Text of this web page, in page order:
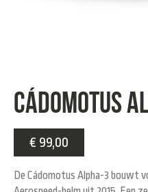
Cádomotus
€ 99,00
De Cádomotus Alpha-3 bouwt